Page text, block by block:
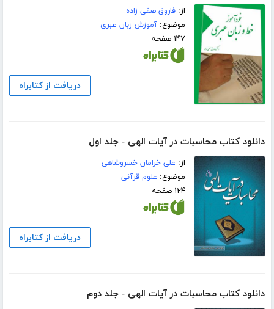
از:فاروق صفی زاده
موضوع:آموزش زبان عبری
۱۴۷ صفحه
دریافت از کتابراه
دانلود کتاب محاسبات در آیات الهی - جلد اول
از: علی خرامان خسروشاهی
موضوع: علوم قرآنی
۱۲۴ صفحه
دریافت از کتابراه
دانلود کتاب محاسبات در آیات الهی - جلد دوم